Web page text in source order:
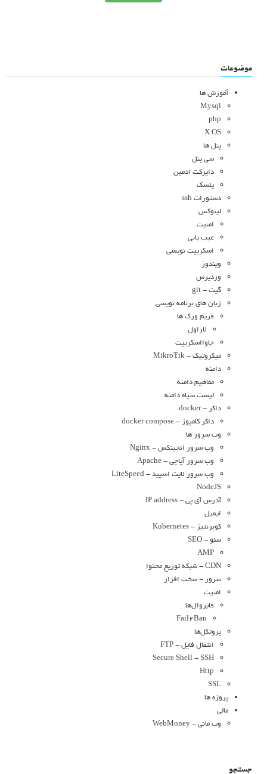
موضوعات
آموزش ها
Mysql
php
X OS
پنل ها
سی پنل
دایرکت ادمین
پلسک
دستورات ssh
لینوکس
امنیت
عیب یابی
اسکریپت نویسی
ویندوز
وردپرس
گیت - git
زبان های برنامه نویسی
فریم ورک ها
لاراول
جاوااسکریپت
میکروتیک - MikroTik
دامنه
مفاهیم دامنه
لیست سیاه دامنه
داکر - docker
داکر کامپوز - docker compose
وب سرور ها
وب سرور انجینکس - Nginx
وب سرور آپاچی - Apache
وب سرور لایت اسپید - LiteSpeed
NodeJS
آدرس آی پی - IP address
ایمیل
کوبرنتیز - Kubernetes
سئو - SEO
AMP
CDN - شبکه توزیع محتوا
سرور - سخت افزار
امنیت
فایروال‌ها
Fail2Ban
پروتکل‌ها
انتقال فایل - FTP
Secure Shell - SSH
Http
SSL
پروژه ها
مالی
وب مانی - WebMoney
جستجو